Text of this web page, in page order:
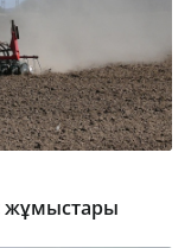
жұмыстары